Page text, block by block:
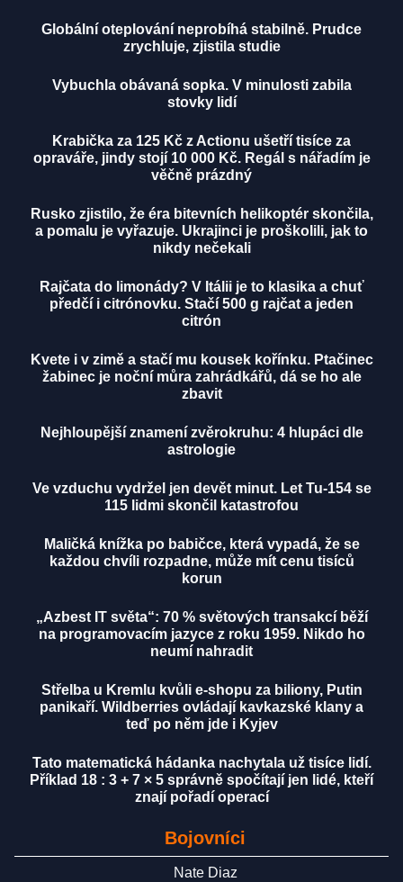
Globální oteplování neprobíhá stabilně. Prudce
zrychluje, zjistila studie
Vybuchla obávaná sopka. V minulosti zabila
stovky lidí
Krabička za 125 Kč z Actionu ušetří tisíce za
opraváře, jindy stojí 10 000 Kč. Regál s nářadím je
věčně prázdný
Rusko zjistilo, že éra bitevních helikoptér skončila,
a pomalu je vyřazuje. Ukrajinci je proškolili, jak to
nikdy nečekali
Rajčata do limonády? V Itálii je to klasika a chuť
předčí i citrónovku. Stačí 500 g rajčat a jeden
citrón
Kvete i v zimě a stačí mu kousek kořínku. Ptačinec
žabinec je noční můra zahrádkářů, dá se ho ale
zbavit
Nejhloupější znamení zvěrokruhu: 4 hlupáci dle
astrologie
Ve vzduchu vydržel jen devět minut. Let Tu-154 se
115 lidmi skončil katastrofou
Maličká knížka po babičce, která vypadá, že se
každou chvíli rozpadne, může mít cenu tisíců
korun
„Azbest IT světa“: 70 % světových transakcí běží
na programovacím jazyce z roku 1959. Nikdo ho
neumí nahradit
Střelba u Kremlu kvůli e-shopu za biliony, Putin
panikaří. Wildberries ovládají kavkazské klany a
teď po něm jde i Kyjev
Tato matematická hádanka nachytala už tisíce lidí.
Příklad 18 : 3 + 7 × 5 správně spočítají jen lidé, kteří
znají pořadí operací
Bojovníci
Nate Diaz